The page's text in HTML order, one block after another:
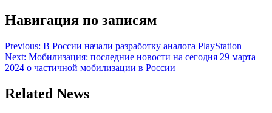
Навигация по записям
Previous: В России начали разработку аналога PlayStation
Next: Мобилизация: последние новости на сегодня 29 марта
2024 о частичной мобилизации в России
Related News